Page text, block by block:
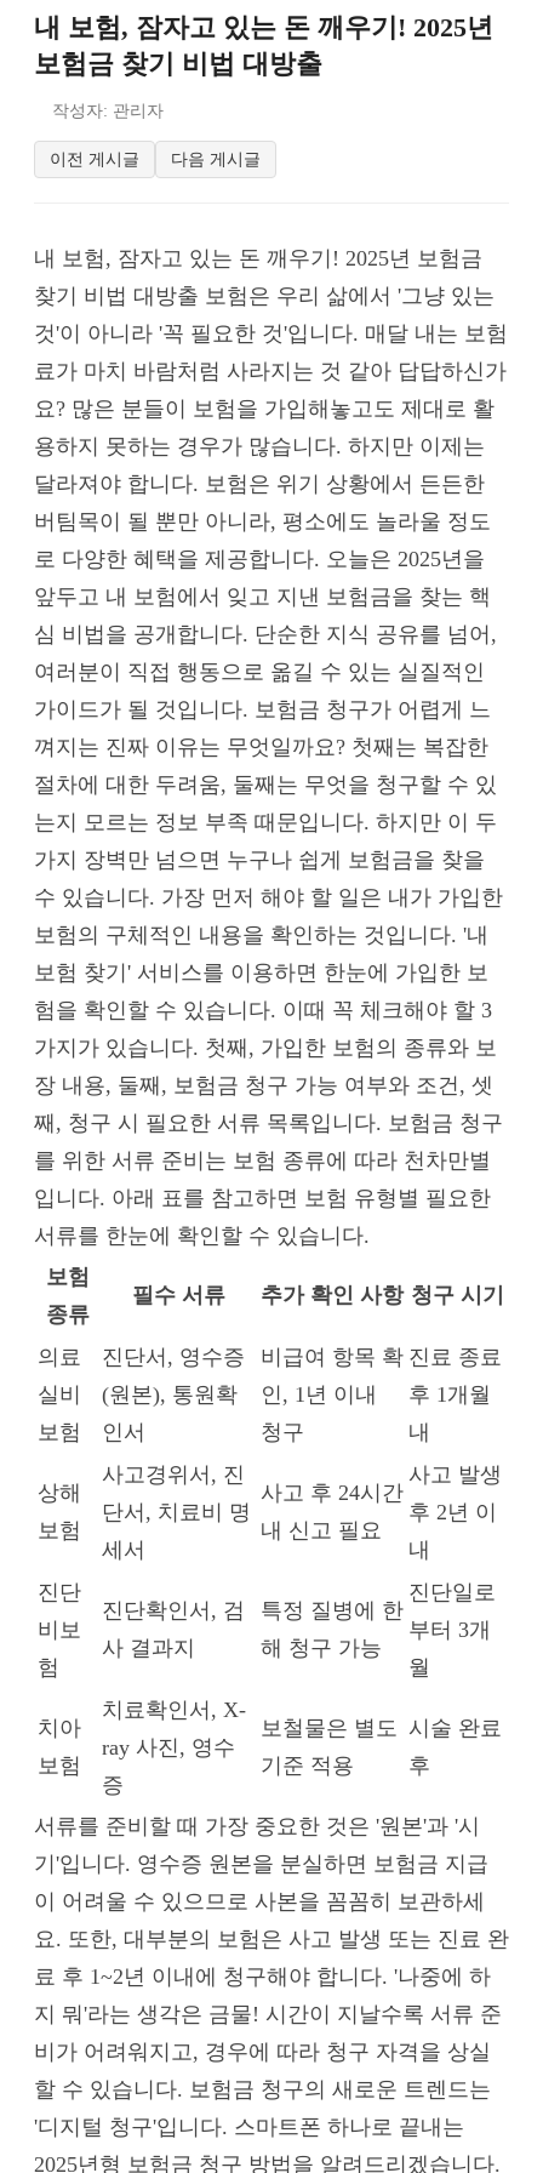
내 보험, 잠자고 있는 돈 깨우기! 2025년
보험금 찾기 비법 대방출
작성자: 관리자
이전 게시글 다음 게시글
내 보험, 잠자고 있는 돈 깨우기! 2025년 보험금
찾기 비법 대방출 보험은 우리 삶에서 '그냥 있는
것'이 아니라 '꼭 필요한 것'입니다. 매달 내는 보험
료가 마치 바람처럼 사라지는 것 같아 답답하신가
요? 많은 분들이 보험을 가입해놓고도 제대로 활
용하지 못하는 경우가 많습니다. 하지만 이제는
달라져야 합니다. 보험은 위기 상황에서 든든한
버팀목이 될 뿐만 아니라, 평소에도 놀라울 정도
로 다양한 혜택을 제공합니다. 오늘은 2025년을
앞두고 내 보험에서 잊고 지낸 보험금을 찾는 핵
심 비법을 공개합니다. 단순한 지식 공유를 넘어,
여러분이 직접 행동으로 옮길 수 있는 실질적인
가이드가 될 것입니다. 보험금 청구가 어렵게 느
껴지는 진짜 이유는 무엇일까요? 첫째는 복잡한
절차에 대한 두려움, 둘째는 무엇을 청구할 수 있
는지 모르는 정보 부족 때문입니다. 하지만 이 두
가지 장벽만 넘으면 누구나 쉽게 보험금을 찾을
수 있습니다. 가장 먼저 해야 할 일은 내가 가입한
보험의 구체적인 내용을 확인하는 것입니다. '내
보험 찾기' 서비스를 이용하면 한눈에 가입한 보
험을 확인할 수 있습니다. 이때 꼭 체크해야 할 3
가지가 있습니다. 첫째, 가입한 보험의 종류와 보
장 내용, 둘째, 보험금 청구 가능 여부와 조건, 셋
째, 청구 시 필요한 서류 목록입니다. 보험금 청구
를 위한 서류 준비는 보험 종류에 따라 천차만별
입니다. 아래 표를 참고하면 보험 유형별 필요한
서류를 한눈에 확인할 수 있습니다.
보험
종류
필수 서류 추가 확인 사항 청구 시기
의료
실비
보험
진단서, 영수증
(원본), 통원확
인서
비급여 항목 확
인, 1년 이내
청구
진료 종료
후 1개월
내
상해
보험
사고경위서, 진
단서, 치료비 명
세서
사고 후 24시간
내 신고 필요
사고 발생
후 2년 이
내
진단
비보
험
진단확인서, 검
사 결과지
특정 질병에 한
해 청구 가능
진단일로
부터 3개
월
치아
보험
치료확인서, X-
ray 사진, 영수
증
보철물은 별도
기준 적용
시술 완료
후
서류를 준비할 때 가장 중요한 것은 '원본'과 '시
기'입니다. 영수증 원본을 분실하면 보험금 지급
이 어려울 수 있으므로 사본을 꼼꼼히 보관하세
요. 또한, 대부분의 보험은 사고 발생 또는 진료 완
료 후 1~2년 이내에 청구해야 합니다. '나중에 하
지 뭐'라는 생각은 금물! 시간이 지날수록 서류 준
비가 어려워지고, 경우에 따라 청구 자격을 상실
할 수 있습니다. 보험금 청구의 새로운 트렌드는
'디지털 청구'입니다. 스마트폰 하나로 끝내는
2025년형 보험금 청구 방법을 알려드리겠습니다.